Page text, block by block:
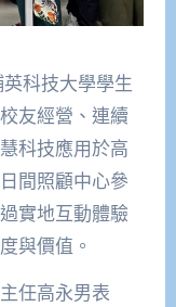
英科技大學學生
友經營、連續
科技應用於高
間照顧中心參
實地互動體驗
與價值。
任高永男表